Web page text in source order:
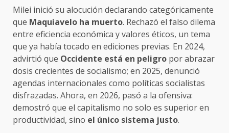
Milei inició su alocución declarando categóricamente
que Maquiavelo ha muerto. Rechazó el falso dilema
entre eficiencia económica y valores éticos, un tema
que ya había tocado en ediciones previas. En 2024,
advirtió que Occidente está en peligro por abrazar
dosis crecientes de socialismo; en 2025, denunció
agendas internacionales como políticas socialistas
disfrazadas. Ahora, en 2026, pasó a la ofensiva:
demostró que el capitalismo no solo es superior en
productividad, sino el único sistema justo.